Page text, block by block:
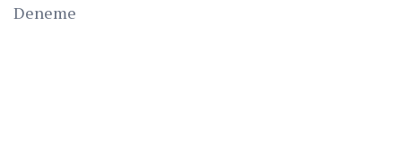
Deneme